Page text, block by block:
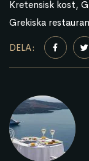
Kretensisk kost
Grekiska
DELA: